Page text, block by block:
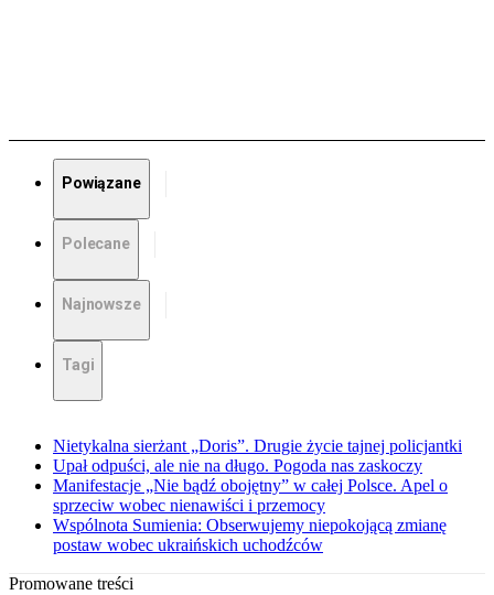
Powiązane
Polecane
Najnowsze
Tagi
Nietykalna sierżant „Doris”. Drugie życie tajnej policjantki
Upał odpuści, ale nie na długo. Pogoda nas zaskoczy
Manifestacje „Nie bądź obojętny” w całej Polsce. Apel o
sprzeciw wobec nienawiści i przemocy
Wspólnota Sumienia: Obserwujemy niepokojącą zmianę
postaw wobec ukraińskich uchodźców
Promowane treści